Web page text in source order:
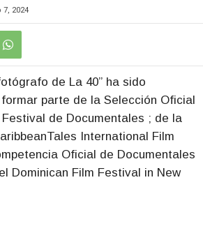
7, 2024
de La 40” ha sido
parte de la Selección Oficial
de Documentales ; de la
International Film
Oficial de Documentales
Dominican Film Festival in New